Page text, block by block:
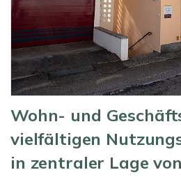
Wohn- und
vielfältigen
in zentraler Lage